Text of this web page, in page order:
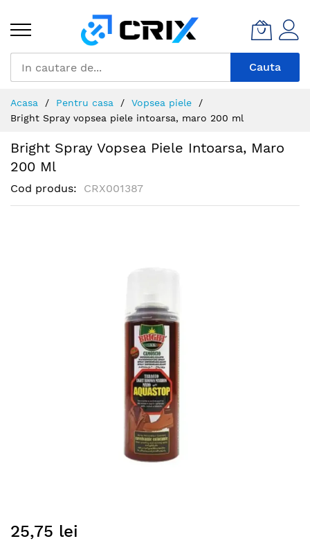
Continut
Cauta
Acasa Pentru casa
Vopsea piele
Bright Spray vopsea piele intoarsa, maro 200 ml
Bright Spray Vopsea Piele Intoarsa, Maro
200 Ml
Cod produs CRX001387
to
25,75 lei